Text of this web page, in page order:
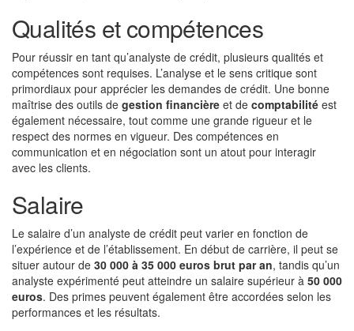
Qualités et compétences
Pour réussir en tant qu’analyste de crédit, plusieurs qualités et
compétences sont requises. L’analyse et le sens critique sont
primordiaux pour apprécier les demandes de crédit. Une bonne
maîtrise des outils de gestion financière et de comptabilité est
également nécessaire, tout comme une grande rigueur et le
respect des normes en vigueur. Des compétences en
communication et en négociation sont un atout pour interagir
avec les clients.
Salaire
Le salaire d’un analyste de crédit peut varier en fonction de
l’expérience et de l’établissement. En début de carrière, il peut se
situer autour de 30 000 à 35 000 euros brut par an, tandis qu’un
analyste expérimenté peut atteindre un salaire supérieur à 50 000
euros. Des primes peuvent également être accordées selon les
performances et les résultats.